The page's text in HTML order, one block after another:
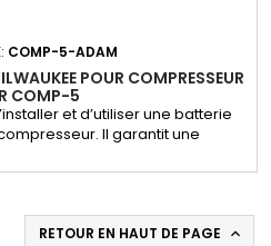
COMP-5-ADAM
POUR COMPRESSEUR
COMP-5
et d’utiliser une batterie
Il garantit une
votre compresseur à vos
sur votre compresseur en
de la...
RETOUR EN HAUT DE PAGE 